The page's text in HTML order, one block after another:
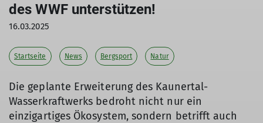
des WWF unterstützen!
16.03.2025
Startseite News Bergsport Natur
Die geplante Erweiterung des Kaunertal-
Wasserkraftwerks bedroht nicht nur ein
einzigartiges Ökosystem, sondern betrifft auch